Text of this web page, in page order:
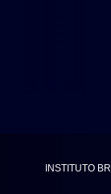
INSTITUTO